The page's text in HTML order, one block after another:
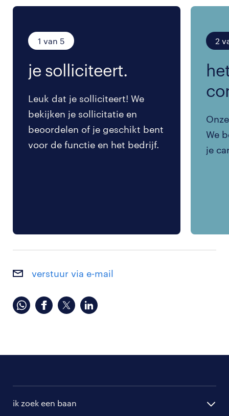
1 van 5
je solliciteert.
Leuk dat je solliciteert! We
bekijken je sollicitatie en
beoordelen of je geschikt bent
voor de functie en het bedrijf.
2
We
je
verstuur via e-mail
ik zoek een baan